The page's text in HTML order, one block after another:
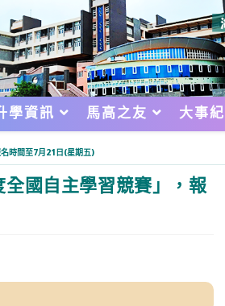
學資訊 馬高之友 大事紀
時間至7月21日(星期五)
國自主學習競賽」，報